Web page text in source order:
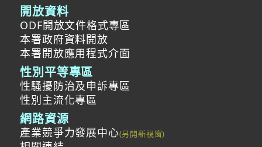
開放資料
ODF開放文件格式專區
本署政府資料開放
本署開放應用程式介面
性別平等專區
性騷擾防治及申訴專區
性別主流化專區
網路資源
產業競爭力發展中心